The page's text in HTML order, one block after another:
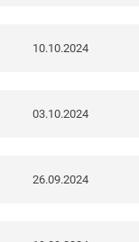
10.10.2024
03.10.2024
26.09.2024